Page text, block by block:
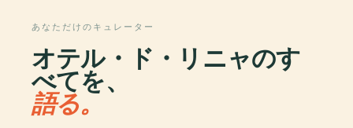
あなただけのキュレーター
オテル・ド・リニャのす
べてを、
語る。